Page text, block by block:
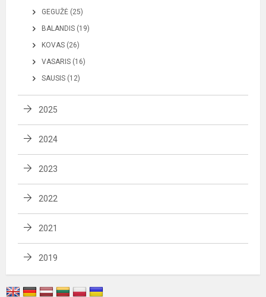
GEGUŽĖ (25)
BALANDIS (19)
KOVAS (26)
VASARIS (16)
SAUSIS (12)
2025
2024
2023
2022
2021
2019